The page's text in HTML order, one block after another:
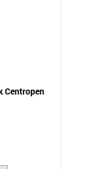
Centropen